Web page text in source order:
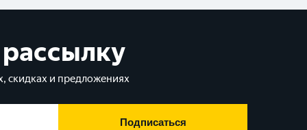
скидках и предложениях
Подписаться